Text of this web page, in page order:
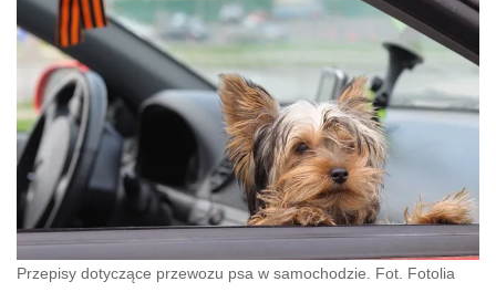
Przepisy dotyczące przewozu psa w samochodzie. Fot. Fotolia